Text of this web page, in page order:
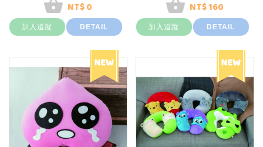
NT$ 0
加入追蹤 DETAIL
NT$ 160
加入追蹤 DETAIL